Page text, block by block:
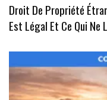
Droit De Propriété
Est Légal Et Ce Qui Ne